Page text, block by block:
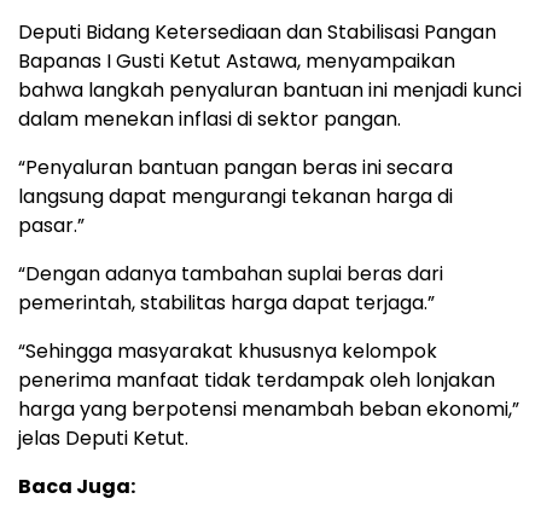
Deputi Bidang Ketersediaan dan Stabilisasi Pangan
Bapanas I Gusti Ketut Astawa, menyampaikan
bahwa langkah penyaluran bantuan ini menjadi kunci
dalam menekan inflasi di sektor pangan.
“Penyaluran bantuan pangan beras ini secara
langsung dapat mengurangi tekanan harga di
pasar.”
“Dengan adanya tambahan suplai beras dari
pemerintah, stabilitas harga dapat terjaga.”
“Sehingga masyarakat khususnya kelompok
penerima manfaat tidak terdampak oleh lonjakan
harga yang berpotensi menambah beban ekonomi,”
jelas Deputi Ketut.
Baca Juga: